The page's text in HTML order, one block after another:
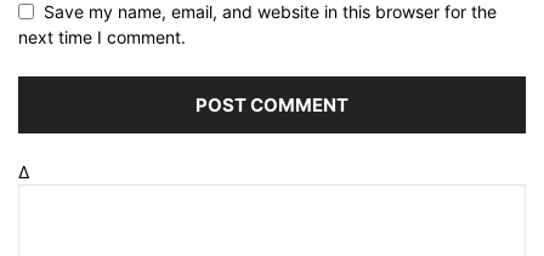
Save my name, email, and website in this browser for the
next time I comment.
Δ